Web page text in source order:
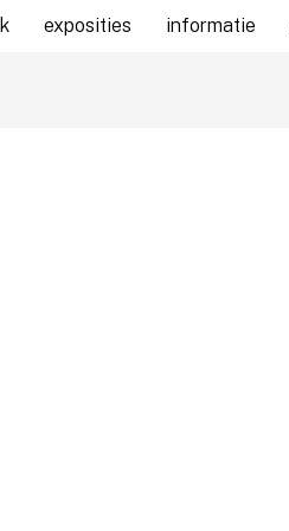
exposities informatie